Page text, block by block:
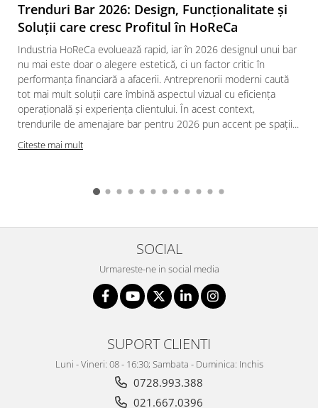
Trenduri Bar 2026: Design, Funcționalitate și
Soluții care cresc Profitul în HoReCa
Industria HoReCa evoluează rapid, iar în 2026 designul unui bar
nu mai este doar o alegere estetică, ci un factor critic în
performanța financiară a afacerii. Antreprenorii moderni caută
tot mai mult soluții care îmbină aspectul vizual cu eficiența
operațională și experiența clientului. În acest context,
trendurile de amenajare bar pentru 2026 pun accent pe spații...
Citeste mai mult
SOCIAL
Urmareste-ne in social media
SUPORT CLIENTI
Luni - Vineri: 08 - 16:30; Sambata - Duminica: Inchis
0728.993.388
021.667.0396